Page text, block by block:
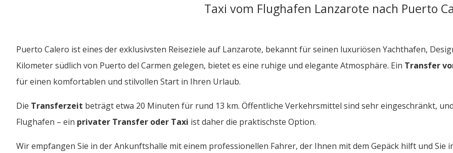
Taxi vom Flughafen Lanzarote nach Puerto
Puerto Calero ist eines der exklusivsten Reiseziele auf Lanzarote, bekannt für seinen luxuriösen Yachthafen,
Kilometer südlich von Puerto del Carmen gelegen, bietet es eine ruhige und elegante Atmosphäre. Ein Transfer
für einen komfortablen und stilvollen Start in Ihren Urlaub.
Die Transferzeit beträgt etwa 20 Minuten für rund 13 km. Öffentliche Verkehrsmittel sind sehr eingeschränkt,
Flughafen – ein privater Transfer oder Taxi ist daher die praktischste Option.
Wir empfangen Sie in der Ankunftshalle mit einem professionellen Fahrer, der Ihnen mit dem Gepäck hilft und